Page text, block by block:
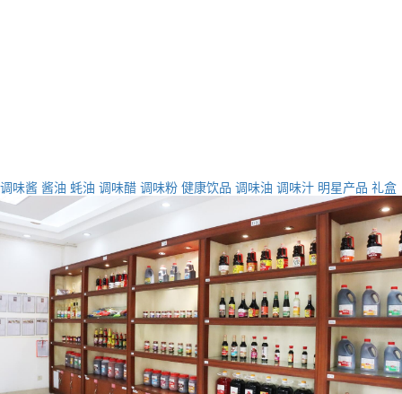
调味酱 酱油 蚝油 调味醋 调味粉 健康饮品 调味油 调味汁 明星产品 礼盒